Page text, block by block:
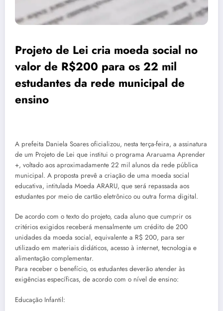
Projeto de Lei cria moeda social no
valor de R$200 para os 22 mil
estudantes da rede municipal de
ensino
A prefeita Daniela Soares oficializou, nesta terça-feira, a assinatura
de um Projeto de Lei que institui o programa Araruama Aprender
+, voltado aos aproximadamente 22 mil alunos da rede pública
municipal. A proposta prevê a criação de uma moeda social
educativa, intitulada Moeda ARARU, que será repassada aos
estudantes por meio de cartão eletrônico ou outra forma digital.
De acordo com o texto do projeto, cada aluno que cumprir os
critérios exigidos receberá mensalmente um crédito de 200
unidades da moeda social, equivalente a R$ 200, para ser
utilizado em materiais didáticos, acesso à internet, tecnologia e
alimentação complementar.
Para receber o benefício, os estudantes deverão atender às
exigências específicas, de acordo com o nível de ensino:
Educação Infantil: